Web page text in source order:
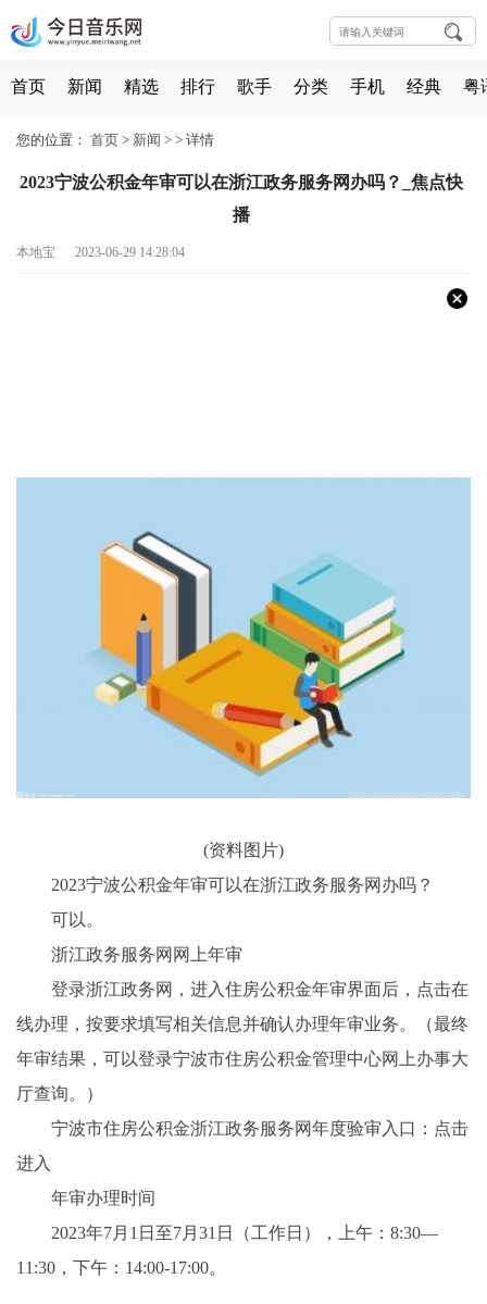
首页 新闻 精选 排行 歌手 分类 手机 经典 粤
您的位置： 首页 > 新闻 > > 详情
2023宁波公积金年审可以在浙江政务服务网办吗？_焦点快
播
本地宝 2023-06-29 14:28:04
(资料图片)
2023宁波公积金年审可以在浙江政务服务网办吗？
可以。
浙江政务服务网网上年审
登录浙江政务网，进入住房公积金年审界面后，点击在
线办理，按要求填写相关信息并确认办理年审业务。（最终
年审结果，可以登录宁波市住房公积金管理中心网上办事大
厅查询。）
宁波市住房公积金浙江政务服务网年度验审入口：点击
进入
年审办理时间
2023年7月1日至7月31日（工作日），上午：8:30—
11:30，下午：14:00-17:00。